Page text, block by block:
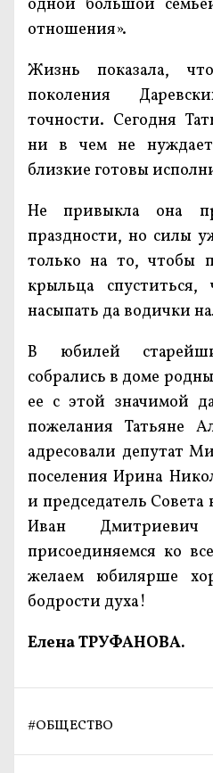
одной большой
отношения».
Жизнь показала,
поколения
точности. Сегодня
ни в чем не
близкие готовы
Не привыкла она
праздности, но силы
только на то, чтобы
крыльца
насыпать да водички
В юбилей
собрались в доме
ее с этой значимой
пожелания Татьяне
адресовали депутат
поселения Ирина
и председатель Совета
Иван
присоединяемся ко
желаем юбилярше
бодрости духа!
Елена ТРУФАНОВА.
#ОБЩЕСТВО